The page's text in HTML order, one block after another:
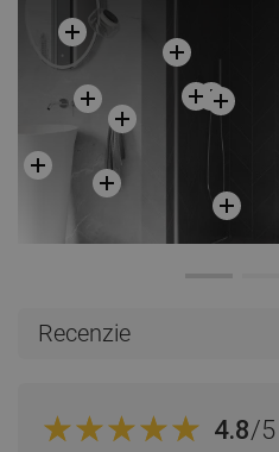
Recenzie
4.8/5